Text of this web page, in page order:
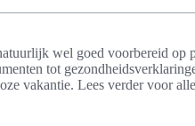
wel goed voorbereid op
tot
vakantie. Lees verder voor